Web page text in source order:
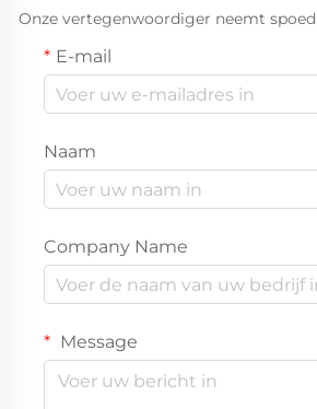
Onze vertegenwoordiger neemt
E-mail
Naam
Company Name
Message